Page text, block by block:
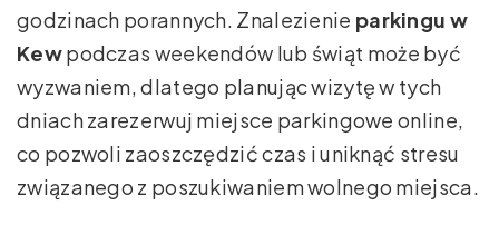
godzinach porannych. Znalezienie parkingu w
Kewpodczas weekendów lub świąt może być
wyzwaniem, dlatego planując wizytę w tych
dniach zarezerwuj miejsce parkingowe online,
co pozwoli zaoszczędzić czas i uniknąć stresu
związanego z poszukiwaniem wolnego miejsca.